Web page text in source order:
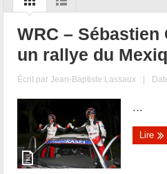
WRC –
un rallye du
Écrit parJean-Baptiste Lassaux |
...
Lire